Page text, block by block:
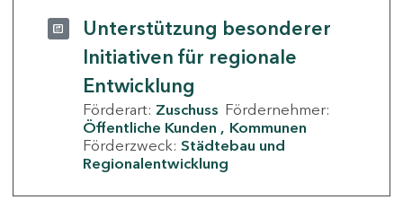
Unterstützung besonderer
Initiativen für regionale
Entwicklung
Förderart: Zuschuss Fördernehmer:
Öffentliche Kunden
Kommunen
Förderzweck: Städtebau und
Regionalentwicklung